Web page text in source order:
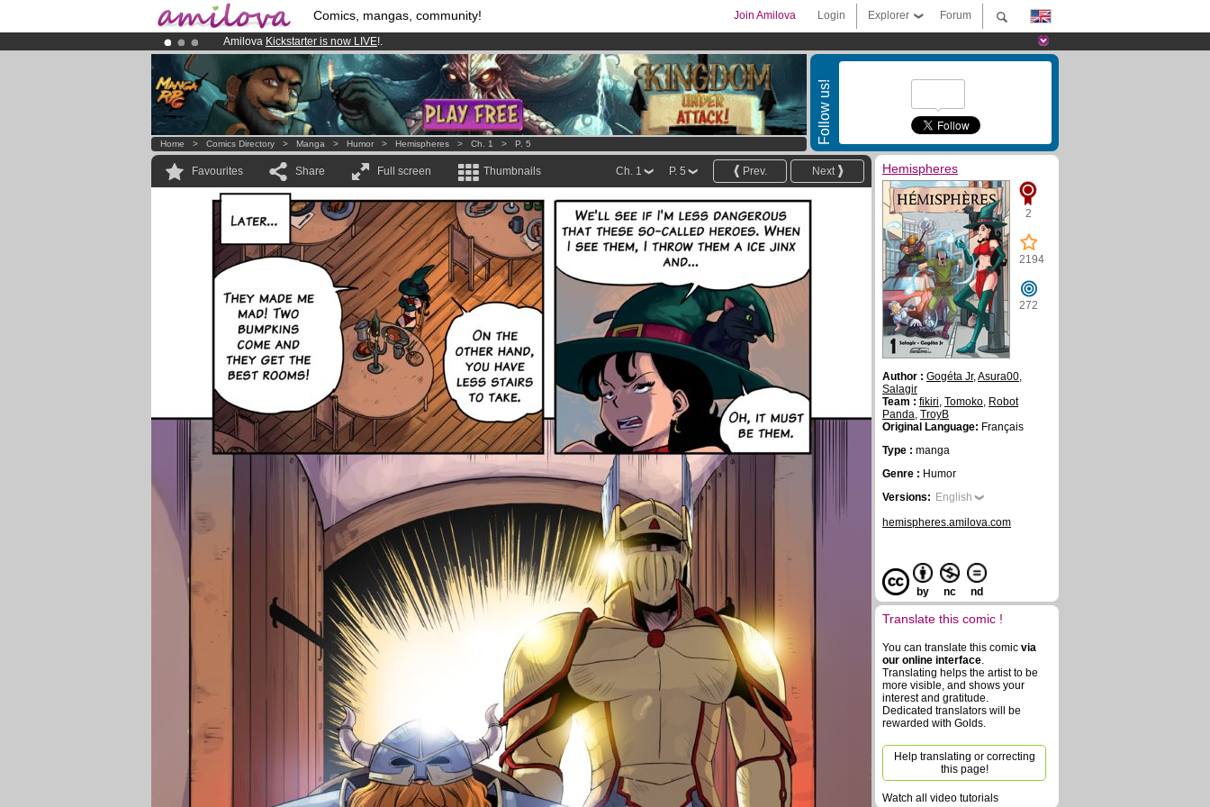
Comics, mangas, community! Forum
Explorer
Login
Join Amilova
Amilova Kickstarter is now LIVE!.
Premium membership from3.95 eurosper month !Get membership now
Already 134393membersand 1208 comics & mangas!.
Follow us!
Home > Comics Directory > Manga > Humor > Hemispheres > Ch. 1 > P. 5
Favourites Share Full screen Thumbnails Next
Prev.
P. 5
Ch. 1 Hemispheres
2
2194
272
Author : Gogéta Jr,Asura00,
Salagir
Team : fikiri, Tomoko, Robot
Panda, TroyB
Original Language: Français
Type : manga
Genre : Humor
Versions: English
hemispheres.amilova.com
by nc nd
Translate this comic !
You can translate this comic via
our online interface.
Translating helps the artist to be
more visible, and shows your
interest and gratitude.
Dedicated translators will be
rewarded with Golds.
Help translating or correcting
this page!
Watch all video tutorials